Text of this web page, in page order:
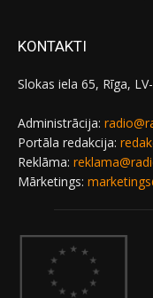
KONTAKTI
Slokas iela 65, Rīga,
Administrācija:
Portāla redakcija:
Reklāma:
Mārketings: